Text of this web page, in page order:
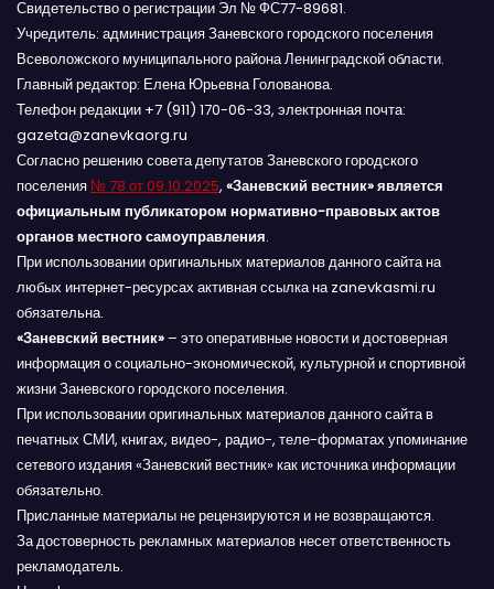
Свидетельство о регистрации Эл № ФС77-89681.
Учредитель: администрация Заневского городского поселения
Всеволожского муниципального района Ленинградской области.
Главный редактор: Елена Юрьевна Голованова.
Телефон редакции +7 (911) 170-06-33, электронная почта:
gazeta@zanevkaorg.ru
Согласно решению совета депутатов Заневского городского
поселения № 78 от 09.10.2025, «Заневский вестник» является
официальным публикатором нормативно-правовых актов
органов местного самоуправления.
При использовании оригинальных материалов данного сайта на
любых интернет-ресурсах активная ссылка на zanevkasmi.ru
обязательна.
«Заневский вестник» – это оперативные новости и достоверная
информация о социально-экономической, культурной и спортивной
жизни Заневского городского поселения.
При использовании оригинальных материалов данного сайта в
печатных СМИ, книгах, видео-, радио-, теле-форматах упоминание
сетевого издания «Заневский вестник» как источника информации
обязательно.
Присланные материалы не рецензируются и не возвращаются.
За достоверность рекламных материалов несет ответственность
рекламодатель.